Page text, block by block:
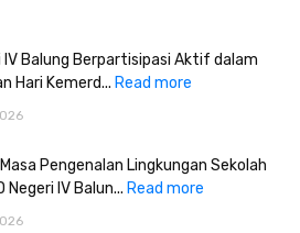
IV Balung Berpartisipasi Aktif dalam
Hari Kemerd... Read more
Pengenalan Lingkungan Sekolah
Negeri IV Balun... Read more